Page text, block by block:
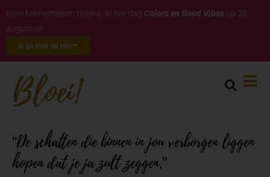
Kom kennismaken tijdens de live dag Colors en Good Vibes op 28
augustus!
Ik ga mee op reis
“De schatten die binnen in jou verborgen liggen
hopen dat je ja zult zeggen.”